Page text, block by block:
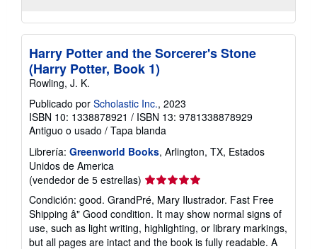
Harry Potter and the Sorcerer's Stone
(Harry Potter, Book 1)
Rowling, J. K.
Publicado por Scholastic Inc., 2023
ISBN 10: 1338878921 / ISBN 13: 9781338878929
Antiguo o usado / Tapa blanda
Librería: Greenworld Books, Arlington, TX, Estados
Unidos de America
(vendedor de 5 estrellas) Calificación
del
vendedor:
5
de
Condición: good. GrandPré, Mary Ilustrador. Fast Free
Shipping â" Good condition. It may show normal signs of
use, such as light writing, highlighting, or library markings,
but all pages are intact and the book is fully readable. A